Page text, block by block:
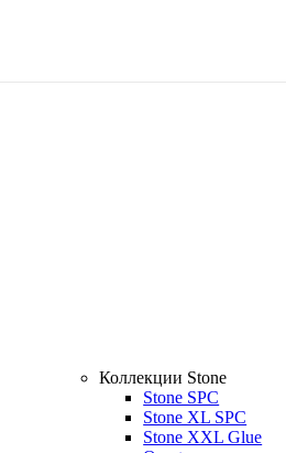
Коллекции Stone
Stone SPC
Stone XL SPC
Stone XXL Glue